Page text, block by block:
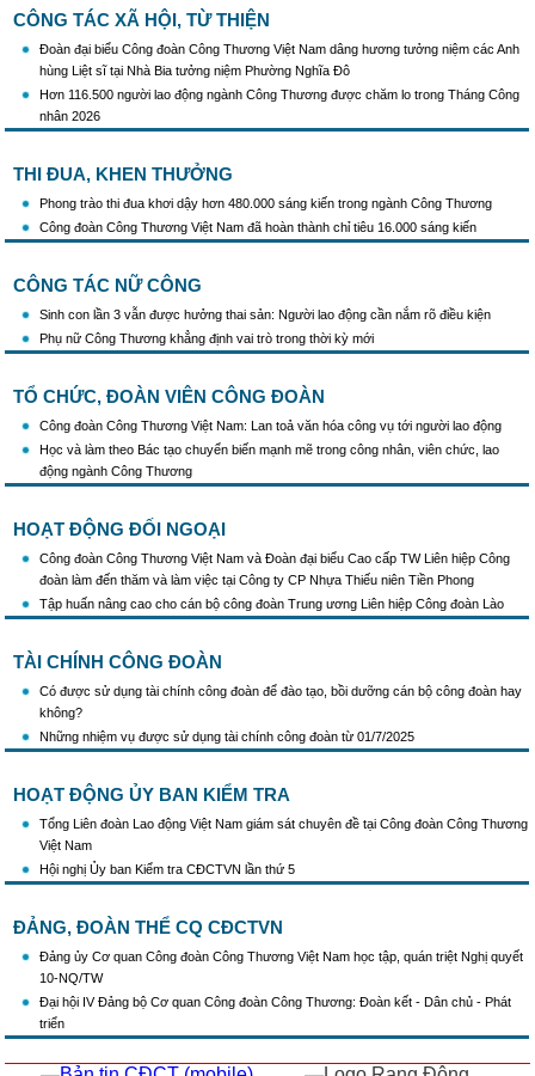
CÔNG TÁC XÃ HỘI, TỪ THIỆN
Đoàn đại biểu Công đoàn Công Thương Việt Nam dâng hương tưởng niệm các Anh
hùng Liệt sĩ tại Nhà Bia tưởng niệm Phường Nghĩa Đô
Hơn 116.500 người lao động ngành Công Thương được chăm lo trong Tháng Công
nhân 2026
THI ĐUA, KHEN THƯỞNG
Phong trào thi đua khơi dậy hơn 480.000 sáng kiến trong ngành Công Thương
Công đoàn Công Thương Việt Nam đã hoàn thành chỉ tiêu 16.000 sáng kiến
CÔNG TÁC NỮ CÔNG
Sinh con lần 3 vẫn được hưởng thai sản: Người lao động cần nắm rõ điều kiện
Phụ nữ Công Thương khẳng định vai trò trong thời kỳ mới
TỔ CHỨC, ĐOÀN VIÊN CÔNG ĐOÀN
Công đoàn Công Thương Việt Nam: Lan toả văn hóa công vụ tới người lao động
Học và làm theo Bác tạo chuyển biến mạnh mẽ trong công nhân, viên chức, lao
động ngành Công Thương
HOẠT ĐỘNG ĐỐI NGOẠI
Công đoàn Công Thương Việt Nam và Đoàn đại biểu Cao cấp TW Liên hiệp Công
đoàn làm đến thăm và làm việc tại Công ty CP Nhựa Thiếu niên Tiền Phong
Tập huấn nâng cao cho cán bộ công đoàn Trung ương Liên hiệp Công đoàn Lào
TÀI CHÍNH CÔNG ĐOÀN
Có được sử dụng tài chính công đoàn để đào tạo, bồi dưỡng cán bộ công đoàn hay
không?
Những nhiệm vụ được sử dụng tài chính công đoàn từ 01/7/2025
HOẠT ĐỘNG ỦY BAN KIỂM TRA
Tổng Liên đoàn Lao động Việt Nam giám sát chuyên đề tại Công đoàn Công Thương
Việt Nam
Hội nghị Ủy ban Kiểm tra CĐCTVN lần thứ 5
ĐẢNG, ĐOÀN THỂ CQ CĐCTVN
Đảng ủy Cơ quan Công đoàn Công Thương Việt Nam học tập, quán triệt Nghị quyết
10-NQ/TW
Đại hội IV Đảng bộ Cơ quan Công đoàn Công Thương: Đoàn kết - Dân chủ - Phát
triển